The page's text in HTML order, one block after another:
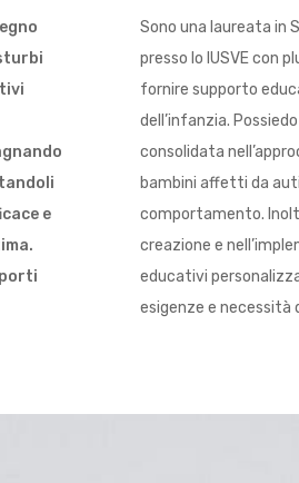
e
Sono una laureata in
presso lo IUSVE con
fornire supporto
dell’infanzia.
consolidata
bambini affetti da
comportamento.
creazione e
educativi
esigenze e necessità